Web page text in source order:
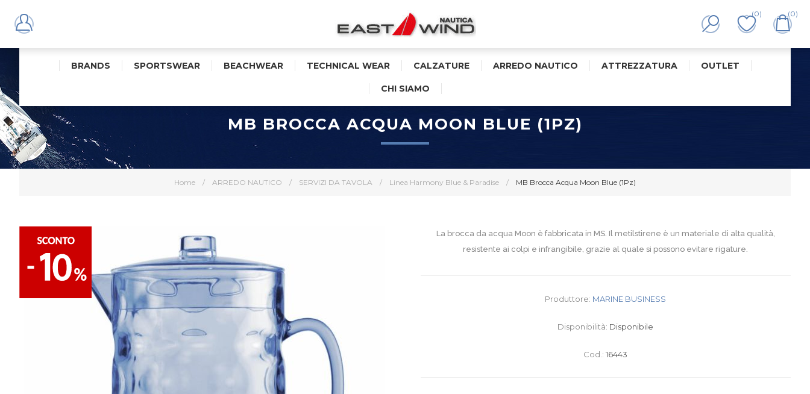
(0) (0)
BRANDS SPORTSWEAR BEACHWEAR TECHNICAL WEAR CALZATURE ARREDO NAUTICO ATTREZZATURA OUTLET
CHI SIAMO
Home / ARREDO NAUTICO / SERVIZI DA TAVOLA / Linea Harmony Blue & Paradise / MB Brocca Acqua Moon Blue (1Pz)
MB BROCCA ACQUA MOON BLUE (1PZ)
La brocca da acqua Moon è fabbricata in MS. Il metilstirene è un materiale di alta qualità,
resistente ai colpi e infrangibile, grazie al quale si possono evitare rigature.
Produttore: MARINE BUSINESS
Disponibilità: Disponibile
Cod.: 16443